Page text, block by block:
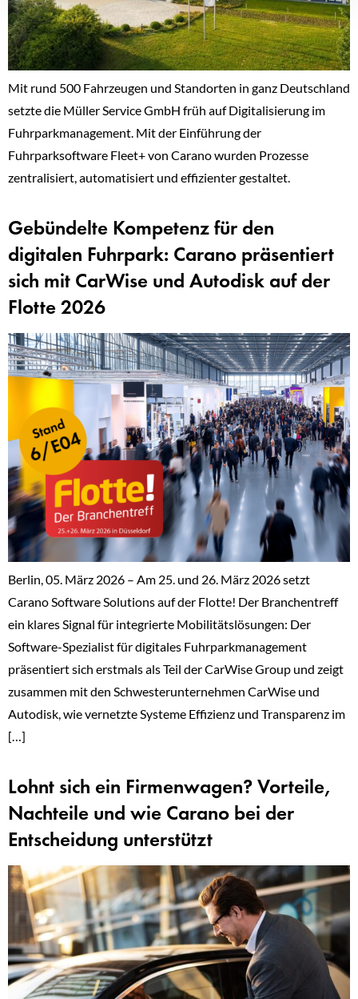
Mit rund 500 Fahrzeugen und Standorten in ganz Deutschland
setzte die Müller Service GmbH früh auf Digitalisierung im
Fuhrparkmanagement. Mit der Einführung der
Fuhrparksoftware Fleet+ von Carano wurden Prozesse
zentralisiert, automatisiert und effizienter gestaltet.
Gebündelte Kompetenz für den
digitalen Fuhrpark: Carano präsentiert
sich mit CarWise und Autodisk auf der
Flotte 2026
Berlin, 05. März 2026 – Am 25. und 26. März 2026 setzt
Carano Software Solutions auf der Flotte! Der Branchentreff
ein klares Signal für integrierte Mobilitätslösungen: Der
Software-Spezialist für digitales Fuhrparkmanagement
präsentiert sich erstmals als Teil der CarWise Group und zeigt
zusammen mit den Schwesterunternehmen CarWise und
Autodisk, wie vernetzte Systeme Effizienz und Transparenz im
[…]
Lohnt sich ein Firmenwagen? Vorteile,
Nachteile und wie Carano bei der
Entscheidung unterstützt